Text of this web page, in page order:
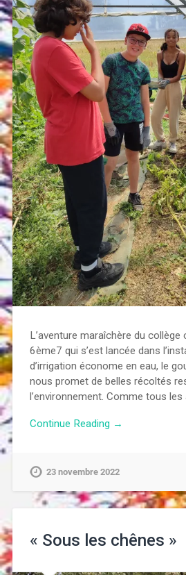
L’aventure maraîchère du collège
6ème7 qui s’est lancée dans
d’irrigation économe en eau, le
nous promet de belles récoltés
l’environnement. Comme tous
Continue Reading →
23 novembre 2022
« Sous les chênes »